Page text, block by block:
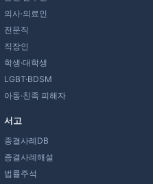
의사·의료인
전문직
직장인
학생·대학생
LGBT·BDSM
아동·친족 피해자
서고
종결사례DB
종결사례해설
법률주석